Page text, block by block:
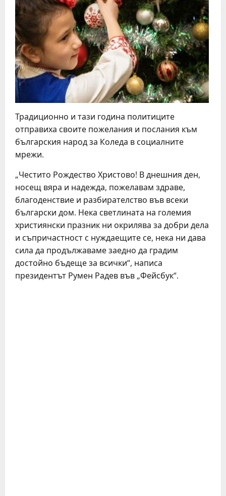
Традиционно и тази година политиците
отправиха своите пожелания и послания към
българския народ за Коледа в социалните
мрежи.
„Честито Рождество Христово! В днешния ден,
носещ вяра и надежда, пожелавам здраве,
благоденствие и разбирателство във всеки
български дом. Нека светлината на големия
християнски празник ни окрилява за добри дела
и съпричастност с нуждаещите се, нека ни дава
сила да продължаваме заедно да градим
достойно бъдеще за всички“, написа
президентът Румен Радев във „Фейсбук“.